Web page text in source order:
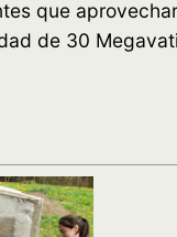
que
de 30